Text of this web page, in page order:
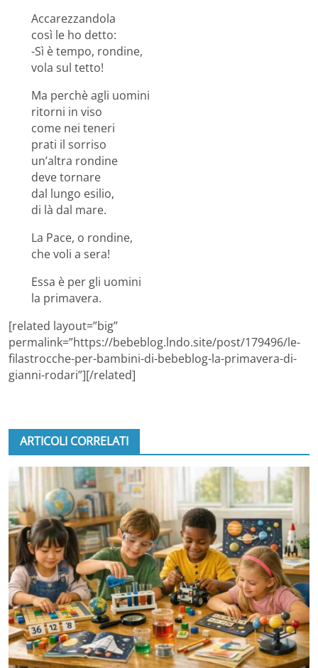
Accarezzandola
così le ho detto:
-Sì è tempo, rondine,
vola sul tetto!
Ma perchè agli uomini
ritorni in viso
come nei teneri
prati il sorriso
un’altra rondine
deve tornare
dal lungo esilio,
di là dal mare.
La Pace, o rondine,
che voli a sera!
Essa è per gli uomini
la primavera.
[related layout=”big”
permalink=”https://bebeblog.lndo.site/post/179496/le-
filastrocche-per-bambini-di-bebeblog-la-primavera-di-
gianni-rodari”][/related]
ARTICOLI CORRELATI